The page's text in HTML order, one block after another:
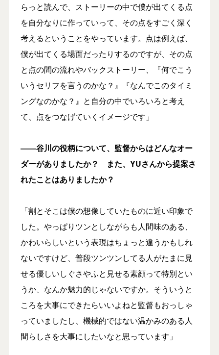
らっと読んで、ストーリーの中で僕が出てくる点
を自分なりに作っていって、その点をすごく深く
考えるということをやっています。点は例えば、
僕が出てくる場面だったりするのですが、その点
と点の間の流れやバックストーリー、『何でこう
いうセリフを言うのかな？』『なんでこのタイミ
ングなのかな？』と自分の中でいろいろと考え
て、点をつなげていくイメージです」
――谷川の役柄について、監督からはどんなオー
ダーがありましたか？ また、YUさんから提案さ
れたことはありましたか？
「割とそこは僕の想像していたものに近い印象で
した。やっぱりツンとしながらも人間味のある、
かわいらしいという表現はちょっと違うかもしれ
ないですけど、普段ツンツンしてる人がたまに見
せる優しいしぐさやふと見せる素顔って特別とい
うか、なんか魅力的じゃないですか。そういうと
ころを大事にできたらいいよねと監督もおっしゃ
っていましたし、機械的ではない温かみのある人
間らしさを大事にしたいなと思っています」